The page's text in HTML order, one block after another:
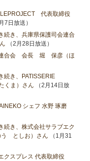
代表取締役
7日放送）
続き、兵庫県保護司会連合
（2月28日放送）
連合会 会長 堀 保彦（ほ
続き、PATISSERIE
くま）さん （2月14日放
シェフ 水野 琢磨
続き、株式会社サラブエク
としお）さん （1月31
クスプレス 代表取締役